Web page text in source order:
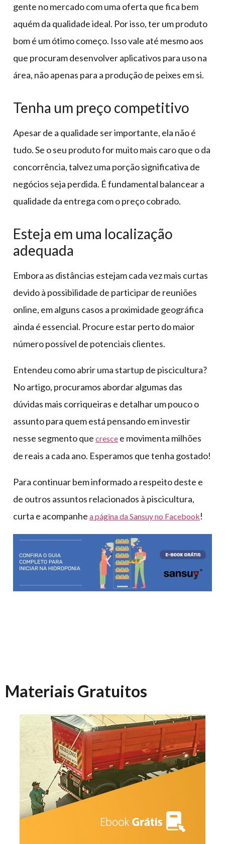
gente no mercado com uma oferta que fica bem
aquém da qualidade ideal. Por isso, ter um produto
bom é um ótimo começo. Isso vale até mesmo aos
que procuram desenvolver aplicativos para uso na
área, não apenas para a produção de peixes em si.
Tenha um preço competitivo
Apesar de a qualidade ser importante, ela não é
tudo. Se o seu produto for muito mais caro que o da
concorrência, talvez uma porção significativa de
negócios seja perdida. É fundamental balancear a
qualidade da entrega com o preço cobrado.
Esteja em uma localização
adequada
Embora as distâncias estejam cada vez mais curtas
devido à possibilidade de participar de reuniões
online, em alguns casos a proximidade geográfica
ainda é essencial. Procure estar perto do maior
número possível de potenciais clientes.
Entendeu como abrir uma startup de piscicultura?
No artigo, procuramos abordar algumas das
dúvidas mais corriqueiras e detalhar um pouco o
assunto para quem está pensando em investir
nesse segmento que cresce e movimenta milhões
de reais a cada ano. Esperamos que tenha gostado!
Para continuar bem informado a respeito deste e
de outros assuntos relacionados à piscicultura,
curta e acompanhe a página da Sansuy no Facebook!
Materiais Gratuitos